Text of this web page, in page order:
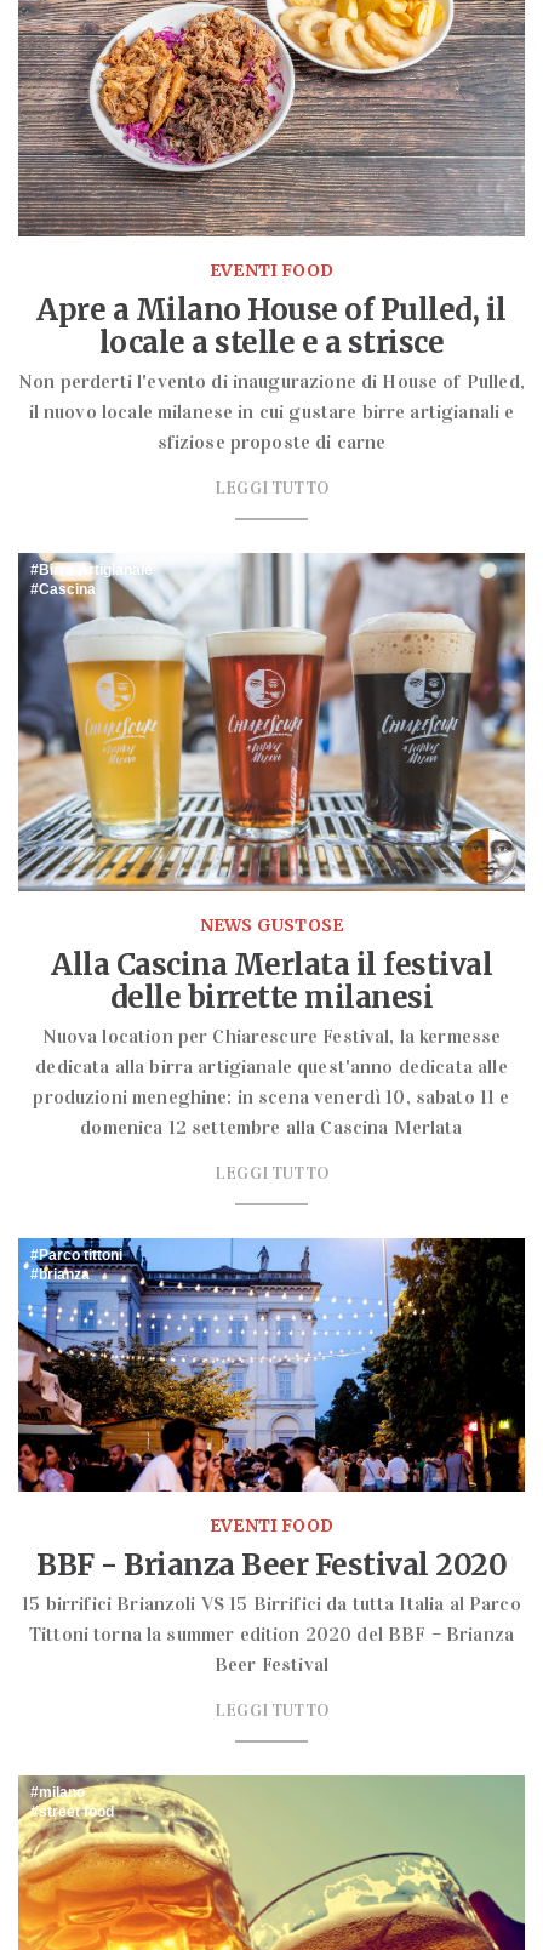
EVENTI FOOD
Apre a Milano House of Pulled, il
locale a stelle e a strisce
Non perderti l'evento di inaugurazione di House of Pulled,
il nuovo locale milanese in cui gustare birre artigianali e
sfiziose proposte di carne
LEGGI TUTTO
Birra Artigianale
Cascina
NEWS GUSTOSE
Alla Cascina Merlata il festival
delle birrette milanesi
Nuova location per Chiarescure Festival, la kermesse
dedicata alla birra artigianale quest'anno dedicata alle
produzioni meneghine: in scena venerdì 10, sabato 11 e
domenica 12 settembre alla Cascina Merlata
LEGGI TUTTO
Parco tittoni
brianza
EVENTI FOOD
BBF - Brianza Beer Festival 2020
15 birrifici Brianzoli VS 15 Birrifici da tutta Italia al Parco
Tittoni torna la summer edition 2020 del BBF – Brianza
Beer Festival
LEGGI TUTTO
milano
street food